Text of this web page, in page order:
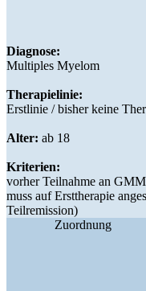
Diagnose:
Multiples Myelom
Therapielinie:
Erstlinie / bisher keine
Alter: ab 18
Kriterien:
vorher Teilnahme an
muss auf Ersttherapie
Teilremission)
Zuordnung